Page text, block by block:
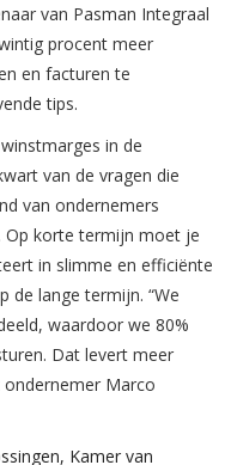
van Pasman Integraal
procent meer
en facturen te
tips.
in de
van de vragen die
van ondernemers
. Op korte termijn moet je
in slimme en efficiënte
de lange termijn. “We
waardoor we 80%
Dat levert meer
ondernemer Marco
Kamer van